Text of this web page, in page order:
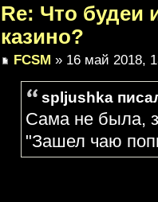
Re: Что будеи
казино?
FCSM » 16 май 2018,
spljushka
Сама не была,
"Зашел чаю